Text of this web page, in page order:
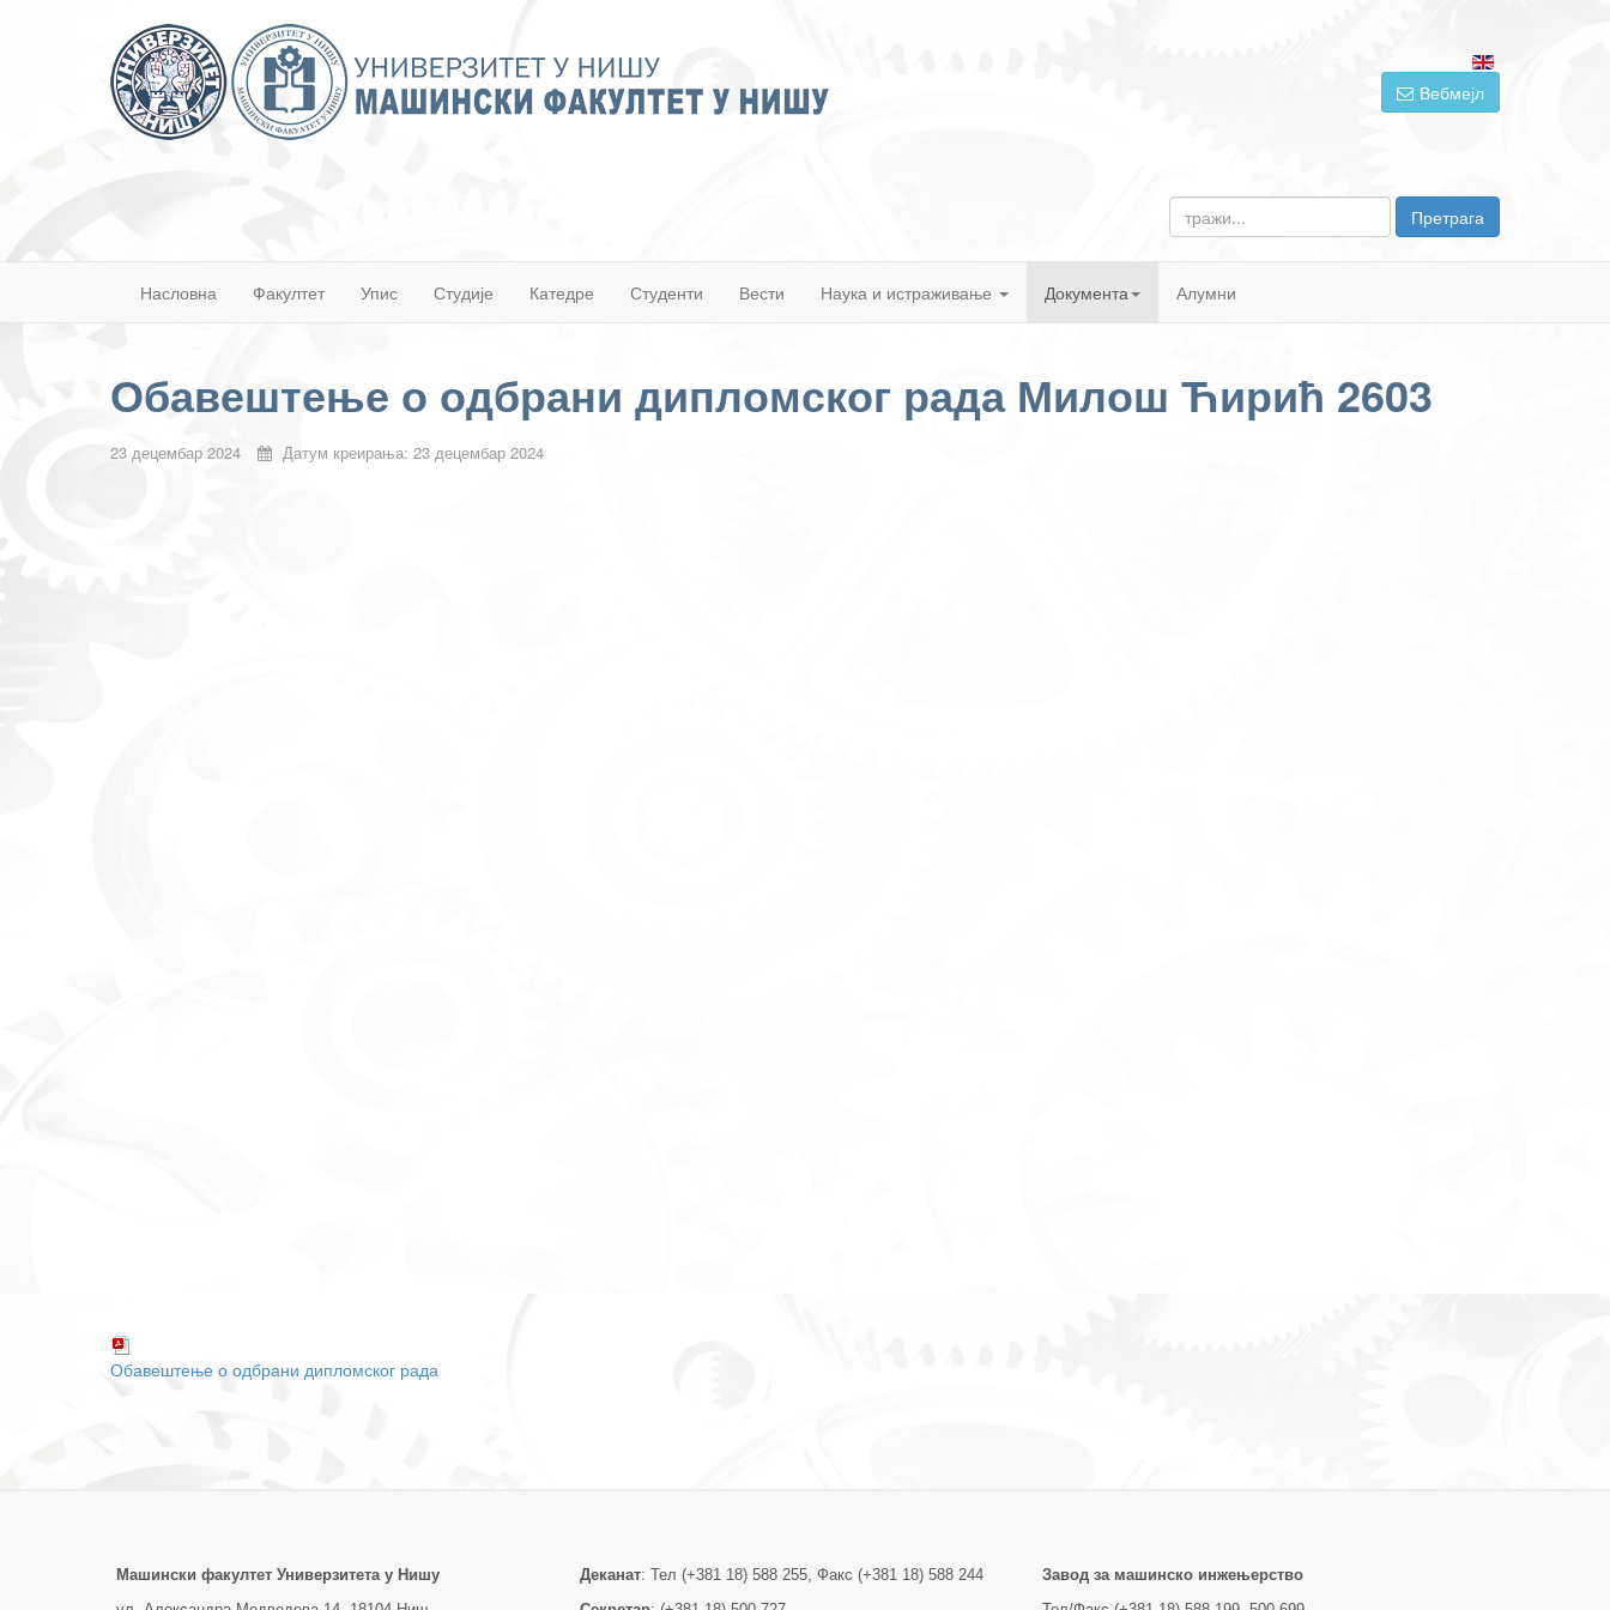
Вебмејл
Претрага
Насловна Факултет Упис Студије Катедре Студенти Вести Наука и истраживање Документа Алумни
Обавештење о одбрани дипломског рада Милош Ћирић 2603
23 децембар 2024 Датум креирања: 23 децембар 2024
Обавештење о одбрани дипломског рада
Машински факултет Универзитетa у Нишу
Деканат: Тел (+381 18) 588 255, Факс (+381 18) 588 244
Завод за машинско инжењерство